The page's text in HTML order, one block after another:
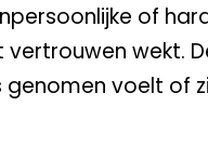
of
wekt.
voelt of